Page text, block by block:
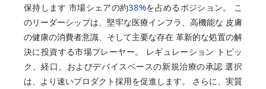
保持します 市場シェアの約38%を占めるポジション。 こ
のリーダーシップは、堅牢な医療インフラ、高機能な 皮膚
の健康の消費者意識、そして主要な存在 革新的な処置の解
決に投資する市場プレーヤー。 レギュレーション トピッ
ク、経口、およびデバイスベースの新規治療の承認 選択
は、より速いプロダクト採用を促進します。 さらに、実質